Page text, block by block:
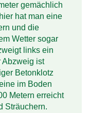
gemächlich
hat man eine
und die
Wetter sogar
links ein
Abzweig ist
Beton­klotz
im Boden
Metern erreicht
Sträuchern.